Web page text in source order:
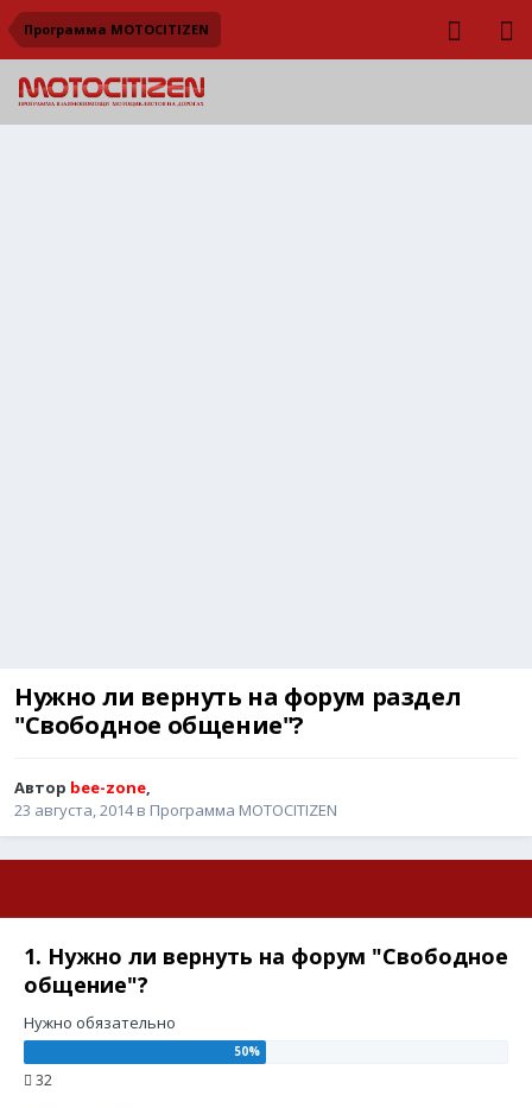
Программа MOTOCITIZEN
Нужно ли вернуть на форум раздел
"Свободное общение"?
Автор bee-zone,
23 августа, 2014в Программа MOTOCITIZEN
1. Нужно ли вернуть на форум "Свободное
общение"?
Нужно обязательно
32